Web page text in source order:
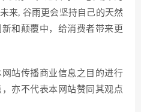
来, 谷雨更会坚持自己的天然
和颠覆中，给消费者带来更
网站传播商业信息之目的进行
亦不代表本网站赞同其观点